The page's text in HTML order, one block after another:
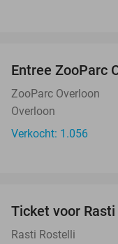
Entree ZooParc
ZooParc Overloon
Overloon
Verkocht: 1.056
TODAY
Ticket voor
Rasti Rostelli